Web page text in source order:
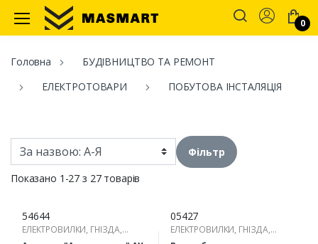
Masmart
Account
0
Головна
БУДІВНИЦТВО ТА РЕМОНТ
ЕЛЕКТРОТОВАРИ
ПОБУТОВА ІНСТАЛЯЦІЯ
Фільтр
Показано 1-27 з 27 товарів
54644
ЕЛЕКТРОВИЛКИ, ГНІЗДА,
РОЗГАЛУЖУВАЧІ
05427
ЕЛЕКТРОВИЛКИ, ГНІЗДА,
РОЗГАЛУЖУВАЧІ